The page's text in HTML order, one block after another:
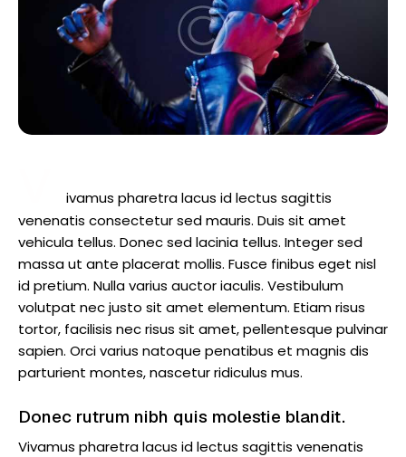
ivamus pharetra lacus id lectus sagittis
venenatis consectetur sed mauris. Duis sit amet
vehicula tellus. Donec sed lacinia tellus. Integer sed
massa ut ante placerat mollis. Fusce finibus eget nisl
id pretium. Nulla varius auctor iaculis. Vestibulum
volutpat nec justo sit amet elementum. Etiam risus
tortor, facilisis nec risus sit amet, pellentesque pulvinar
sapien. Orci varius natoque penatibus et magnis dis
parturient montes, nascetur ridiculus mus.
Donec rutrum nibh quis molestie blandit.
Vivamus pharetra lacus id lectus sagittis venenatis